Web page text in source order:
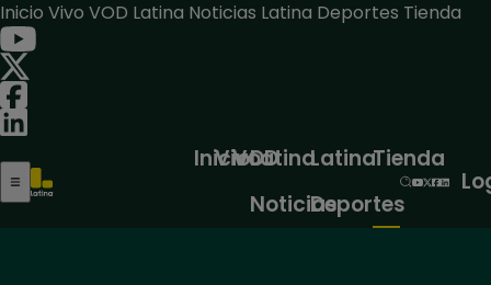
Inicio Vivo VOD Latina Noticias Latina Deportes Tienda
Inicio
Vivo
VOD
Latina
Noticias
Latina
Deportes
Tienda